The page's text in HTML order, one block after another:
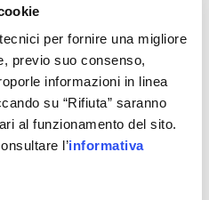
per fornire una migliore
previo suo consenso,
informazioni in linea
su “Rifiuta” saranno
al funzionamento del sito.
l’informativa
settore
ma l’iscrizione è
o domiciliati in
vogliano approfondire i
industria 4.0. Per
Road to Industry